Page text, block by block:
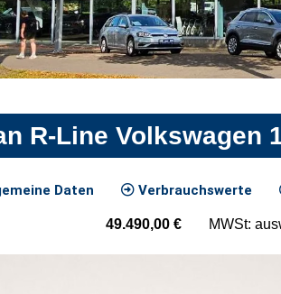
R-Line Volkswagen
Daten Verbrauchswerte
49.490,00 € MWSt: